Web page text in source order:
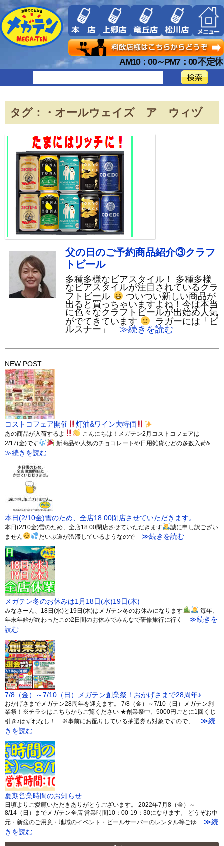
AM10：00～PM7：00 不定休
タグ：・オールウェイズ ア ウィヅ
父の日のご予約商品紹介③クラフ
トビール
多種多様なビアスタイル！ 多種多様
なビアスタイルが注目されているクラ
フトビール
ついつい新しい商品が
出ると買っちゃいますよね！今は本当
に色々なクラフトビールが出始め人気
がでてきています
ラガーには「ピ
ルスナー」
≫続きを読む
NEW POST
コストコフェア開催 灯油&ワイン大特価
あの商品が入荷するよ
こんにちは！メガテン2月コストコフェアは
2/17(金)です
新商品や人気のチョコレートや日用雑貨などの多数入荷&
≫続きを読む
本日(2/10金)雪のため、全店18:00閉店させていただきます。
本日(2/10金)雪のため、全店18:00閉店させていただきます
誠に申し訳ござい
ません
だいぶ道が渋滞しているようなので≫続きを読む
メガテン冬のお休みは1月18日(水)19日(木)
みなさーん、18日(水)と19日(木)はメガテン冬のお休みになります
毎年、
年末年始が終わったこの2日間のお休みでみんなで研修旅行に行く
≫続きを
読む
7/8（金）～7/10（日）メガテン創業祭！おかげさまで28周年♪
おかげさまでメガテン28周年を迎えます。 7/8（金）～7/10（日）メガテン創
業祭！※チラシはこちらからご覧ください ★創業祭中、5000円ごとに1回くじ
引き♪はずれなし！ ※事前にお配りしている抽選券も対象ですので、
≫続
きを読む
夏期営業時間のお知らせ
日頃よりご愛顧いただきありがとうございます。 2022年7月8（金）～
8/14（日）までメガテン全店 営業時間10：00-19：30になります。 どうぞお中
元・新盆のご用意・地域のイベント・ビールサーバーのレンタル等ごゆ
≫続
きを読む